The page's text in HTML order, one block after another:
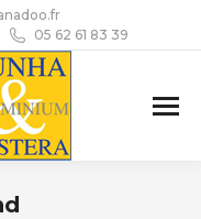
05 62 61 83 39